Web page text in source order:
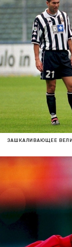
ЗАШКАЛИВАЮЩЕЕ